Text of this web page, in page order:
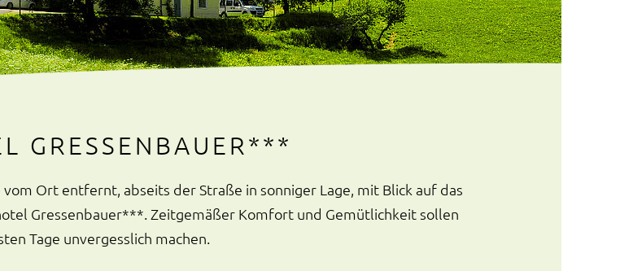
GRESSENBAUER***
Ort entfernt, abseits der Straße in sonniger Lage, mit Blick auf das
Gressenbauer***. Zeitgemäßer Komfort und Gemütlichkeit sollen
Tage unvergesslich machen.